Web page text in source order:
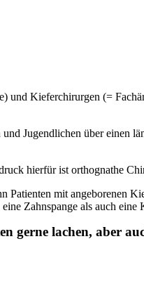
und Kieferchirurgen (=
Jugendlichen über einen
hierfür ist orthognathe
Patienten mit angeborenen
Zahnspange als auch eine
gerne lachen, aber